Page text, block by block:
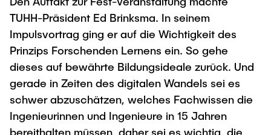
Lehre im europäischen Verbund (ECIU)
WorkINGLab / Makerspace
Institute im Überblick
TUHH-Präsident Ed Brinksma. In seinem
Impulsvortrag ging er auf die Wichtigkeit des
Prinzips Forschenden Lernens ein. So gehe
dieses auf bewährte Bildungsideale zurück. Und
gerade in Zeiten des digitalen Wandels sei es
schwer abzuschätzen, welches Fachwissen die
Ingenieurinnen und Ingenieure in 15 Jahren
bereithalten müssen, daher sei es wichtig, die